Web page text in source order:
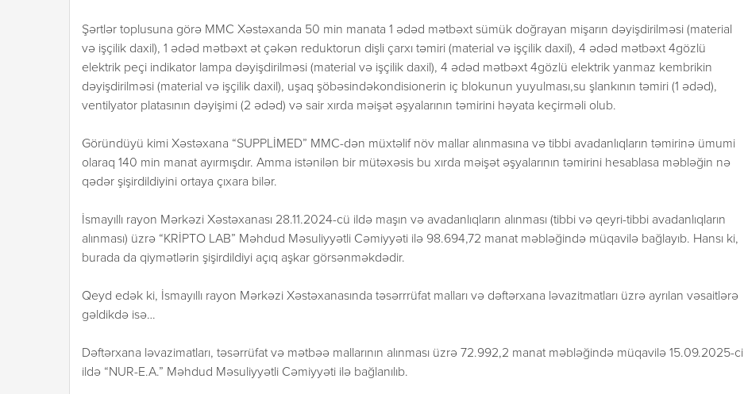
Şərtlər toplusuna görə MMC Xəstəxanda 50 min manata 1 ədəd mətbəxt sümük doğrayan mişarın dəyişdirilməsi (material
və işçilik daxil), 1 ədəd mətbəxt ət çəkən reduktorun dişli çarxı təmiri (material və işçilik daxil), 4 ədəd mətbəxt 4gözlü
elektrik peçi indikator lampa dəyişdirilməsi (material və işçilik daxil), 4 ədəd mətbəxt 4gözlü elektrik yanmaz kembrikin
dəyişdirilməsi (material və işçilik daxil), uşaq şöbəsindəkondisionerin iç blokunun yuyulması,su şlankının təmiri (1 ədəd),
ventilyator platasının dəyişimi (2 ədəd) və sair xırda məişət əşyalarının təmirini həyata keçirməli olub.
Göründüyü kimi Xəstəxana “SUPPLİMED” MMC-dən müxtəlif növ mallar alınmasına və tibbi avadanlıqların təmirinə ümumi
olaraq 140 min manat ayırmışdır. Amma istənilən bir mütəxəsis bu xırda məişət əşyalarının təmirini hesablasa məbləğin nə
qədər şişirdildiyini ortaya çıxara bilər.
İsmayıllı rayon Mərkəzi Xəstəxanası 28.11.2024-cü ildə maşın və avadanlıqların alınması (tibbi və qeyri-tibbi avadanlıqların
alınması) üzrə “KRİPTO LAB” Məhdud Məsuliyyətli Cəmiyyəti ilə 98.694,72 manat məbləğində müqavilə bağlayıb. Hansı ki,
burada da qiymətlərin şişirdildiyi açıq aşkar görsənməkdədir.
Qeyd edək ki, İsmayıllı rayon Mərkəzi Xəstəxanasında təsərrrüfat malları və dəftərxana ləvazitmatları üzrə ayrılan vəsaitlərə
gəldikdə isə…
Dəftərxana ləvazimatları, təsərrüfat və mətbəə mallarının alınması üzrə 72.992,2 manat məbləğində müqavilə 15.09.2025-ci
ildə “NUR-E.A.” Məhdud Məsuliyyətli Cəmiyyəti ilə bağlanılıb.